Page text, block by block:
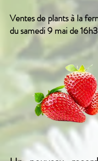
Ventes de plants à la
du samedi 9 mai de